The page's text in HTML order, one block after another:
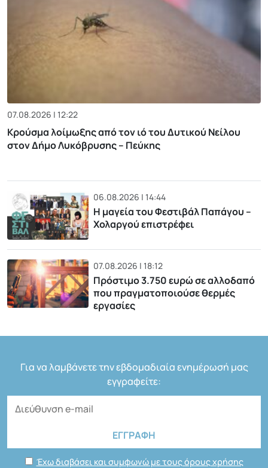
07.08.2026 | 12:22
Κρούσμα λοίμωξης από τον ιό του Δυτικού Νείλου
στον Δήμο Λυκόβρυσης – Πεύκης
06.08.2026 | 14:44
Η μαγεία του Φεστιβάλ Παπάγου –
Χολαργού επιστρέφει
07.08.2026 | 18:12
Πρόστιμο 3.750 ευρώ σε αλλοδαπό
που πραγματοποιούσε θερμές
εργασίες
Για να λαμβάνετε την εβδομαδιαία ενημέρωσή μας
εγγραφείτε:
Έχω διαβάσει και συμφωνώ με τους όρους χρήσης